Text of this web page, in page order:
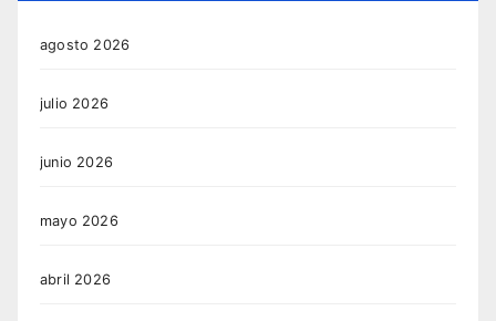
agosto 2026
julio 2026
junio 2026
mayo 2026
abril 2026